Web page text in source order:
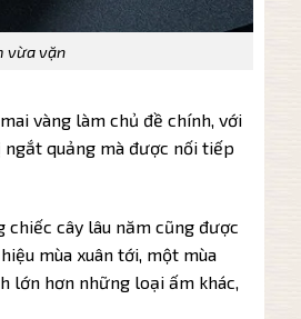
vừa vặn
vàng làm chủ đề chính, với
ngắt quảng mà được nối tiếp
cây lâu năm cũng được
mùa xuân tới, một mùa
lớn hơn những loại ấm khác,